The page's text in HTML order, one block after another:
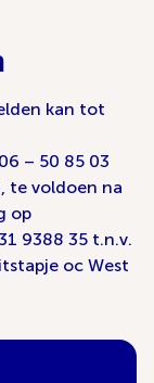
kan tot
– 50 85 03
te voldoen na
op
9388 35 t.n.v.
oc West